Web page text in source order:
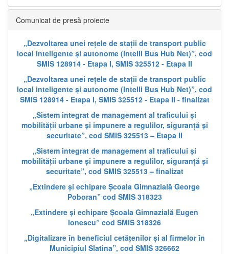
Comunicat de presă proiecte
„Dezvoltarea unei rețele de stații de transport public
local inteligente și autonome (Intelli Bus Hub Net)”, cod
SMIS 128914 - Etapa I, SMIS 325512 - Etapa II
„Dezvoltarea unei rețele de stații de transport public
local inteligente și autonome (Intelli Bus Hub Net)”, cod
SMIS 128914 - Etapa I, SMIS 325512 - Etapa II - finalizat
„Sistem integrat de management al traficului și
mobilității urbane și impunere a regulilor, siguranță și
securitate”, cod SMIS 325513 – Etapa II
„Sistem integrat de management al traficului și
mobilității urbane și impunere a regulilor, siguranță și
securitate”, cod SMIS 325513 – finalizat
„Extindere și echipare Școala Gimnazială George
Poboran” cod SMIS 318323
„Extindere și echipare Școala Gimnazială Eugen
Ionescu” cod SMIS 318326
„Digitalizare în beneficiul cetățenilor și al firmelor în
Municipiul Slatina”, cod SMIS 326662